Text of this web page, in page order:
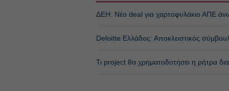
ΔΕΗ: Νέο deal για χαρτοφυλάκιο ΑΠΕ
Deloitte Ελλάδος: Αποκλειστικός
Τι project θα χρηματοδοτήσει η ρήτρα